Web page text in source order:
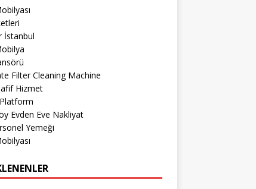
İstanbul
Filter Cleaning Machine
Hizmet
Evden Eve Nakliyat
Yemeği